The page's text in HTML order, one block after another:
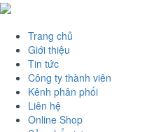
Trang chủ
Giới thiệu
Tin tức
Công ty thành viên
Kênh phân phối
Liên hệ
Online Shop